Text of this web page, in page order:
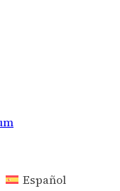
Español